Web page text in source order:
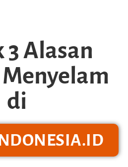
3 Alasan
di